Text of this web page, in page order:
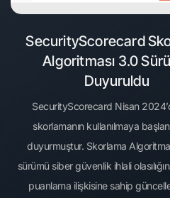
SecurityScorecard
Algoritması 3.0
Duyuruldu
SecurityScorecard Nisan
skorlamanın kullanılmaya
duyurmuştur. Skorlama
sürümü siber güvenlik ihlali
puanlama ilişkisine sahip